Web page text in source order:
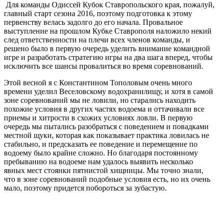
Для команды Одиссей Кубок Ставропольского края, пожалуй,
главный старт сезона 2016, поэтому подготовка к этому
первенству велась задолго до его начала. Провальное
выступление на прошлом Кубке Ставрополя наложило некий
след ответственности на плечи всех членов команды, и
решено было в первую очередь уделить внимание командной
игре и разработать стратегию игры на два шага вперед, чтобы
исключить все шансы провалиться во время соревнований.
Этой весной я с Константином Тополовым очень много
времени уделил Веселовскому водохранилищу, и хотя в самой
зоне соревнований мы не ловили, но старались находить
похожие условия в других частях водоема и оттачивали все
приемы и хитрости в схожих условиях ловли. В первую
очередь мы пытались разобраться с поведением и повадками
местной щуки, которая как показывает практика ловилась не
стабильно, и предсказать ее поведение и перемещение по
водоему было крайне сложно. Но благодаря постоянному
пребыванию на водоеме нам удалось выявить несколько
явных мест стоянки пятнистой хищницы. Мы точно знали,
что в зоне соревнований подобные условия есть, но их очень
мало, поэтому придется побороться за зубастую.